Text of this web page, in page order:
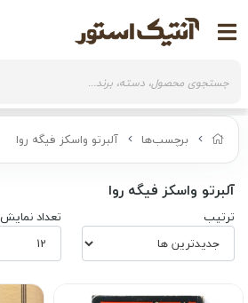
برچسب‌ها آلبرتو واسکز فیگه روا
آلبرتو واسکز فیگه روا
ترتیب تعداد نمایش